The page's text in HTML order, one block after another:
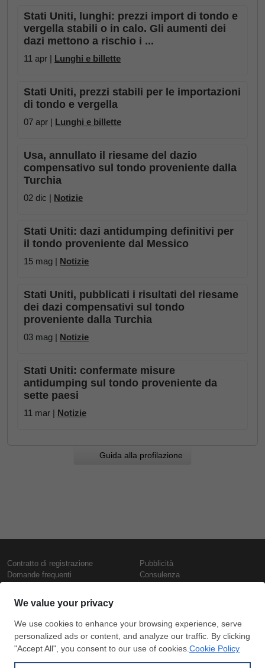
Stati Uniti, lunghi: prezzi import di tondo e
vergella stabili o in calo. Gli aumenti dei
dazi mettono a rischio i ...
11 apr | Lunghi e billette
Stati Uniti, prezzi stabili per le importazioni
di tondo e vergella
07 apr | Lunghi e billette
Usa, annullato il riesame del dazio
compensativo sul tondo proveniente dalla
Turchia
02 dic | Notizie
Stati Uniti: dazi antidumping definitivi per
il tondo proveniente dal Messico
15 mag | Notizie
Stati Uniti, pubblicati i risultati del riesame
dei dazi compensativi sul tondo
proveniente dalla Turchia
03 mag | Notizie
Stati Uniti: confermate misure
antidumping sul tondo proveniente da
sette paesi
11 mar | Notizie
Guida alla profilazione
Contratto di registrazione
Domande frequenti
Presentazione
Contattaci
Termini di utilizzo
Politica di riservatezza
Pubblicità
Consulenza
Prezzi e indici